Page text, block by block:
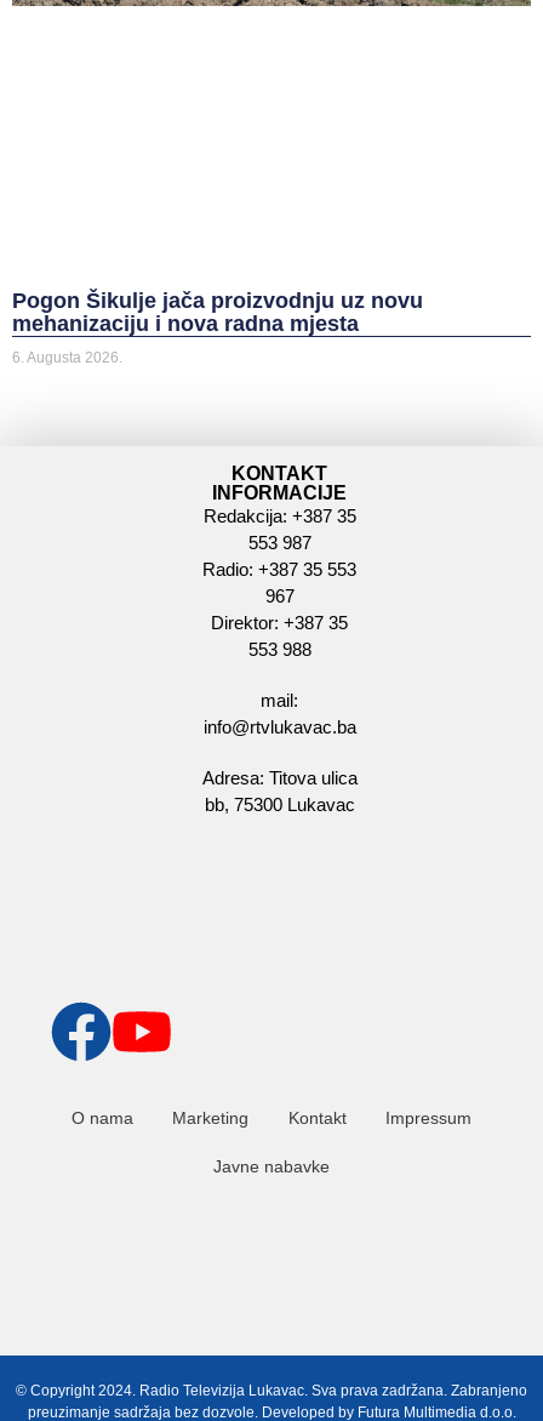
Pogon Šikulje jača proizvodnju uz novu
mehanizaciju i nova radna mjesta
6. Augusta 2026.
KONTAKT
INFORMACIJE
Redakcija: +387 35
553 987
Radio: +387 35 553
967
Direktor: +387 35
553 988
mail:
info@rtvlukavac.ba
Adresa: Titova ulica
bb, 75300 Lukavac
O nama Marketing Kontakt Impressum
Javne nabavke
© Copyright 2024. Radio Televizija Lukavac. Sva prava zadržana. Zabranjeno
preuzimanje sadržaja bez dozvole. Developed by Futura Multimedia d.o.o.